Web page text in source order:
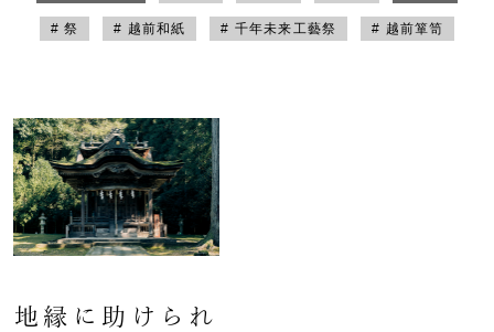
# 祭 # 越前和紙 # 千年未来工藝祭 # 越前箪笥
地縁に助けられ